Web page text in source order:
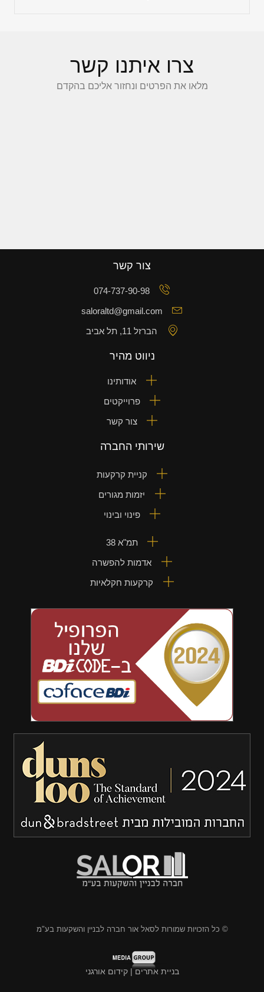
צרו איתנו קשר
מלאו את הפרטים ונחזור אליכם בהקדם
צור קשר
074-737-90-98
saloraltd@gmail.com
הברזל 11, תל אביב
ניווט מהיר
אודותינו
פרוייקטים
צור קשר
שירותי החברה
קניית קרקעות
יזמות מגורים
פינוי ובינוי
תמ"א 38
אדמות להפשרה
קרקעות חקלאיות
© כל הזכויות שמורות לסאל אור חברה לבניין והשקעות בע"מ
בניית אתרים | קידום אורגני